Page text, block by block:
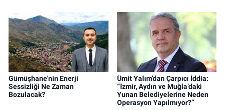
Gümüşhane'nin Enerji
Sessizliği Ne Zaman
Bozulacak?
Ümit Yalım’dan Çarpıcı İddia:
“İzmir, Aydın ve Muğla’daki
Yunan Belediyelerine Neden
Operasyon Yapılmıyor?”